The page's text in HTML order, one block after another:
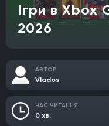
Ігри в Xbox
2026
АВТОР
Vlados
ЧАС ЧИТАННЯ
0 хв.